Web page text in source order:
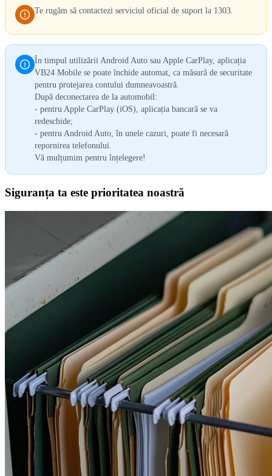
Te rugăm să contactezi serviciul oficial de suport la 1303.
În timpul utilizării Android Auto sau Apple CarPlay, aplicația
VB24 Mobile se poate închide automat, ca măsură de securitate
pentru protejarea contului dumneavoastră.
După deconectarea de la automobil:
- pentru Apple CarPlay (iOS), aplicația bancară se va
redeschide;
- pentru Android Auto, în unele cazuri, poate fi necesară
repornirea telefonului.
Vă mulțumim pentru înțelegere!
Siguranța ta este prioritatea noastră